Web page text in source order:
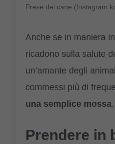
Prese del cane (Instagram
Anche se in maniera
ricadono sulla salute
un’amante degli
commessi più di
una semplice mossa.
Prendere in